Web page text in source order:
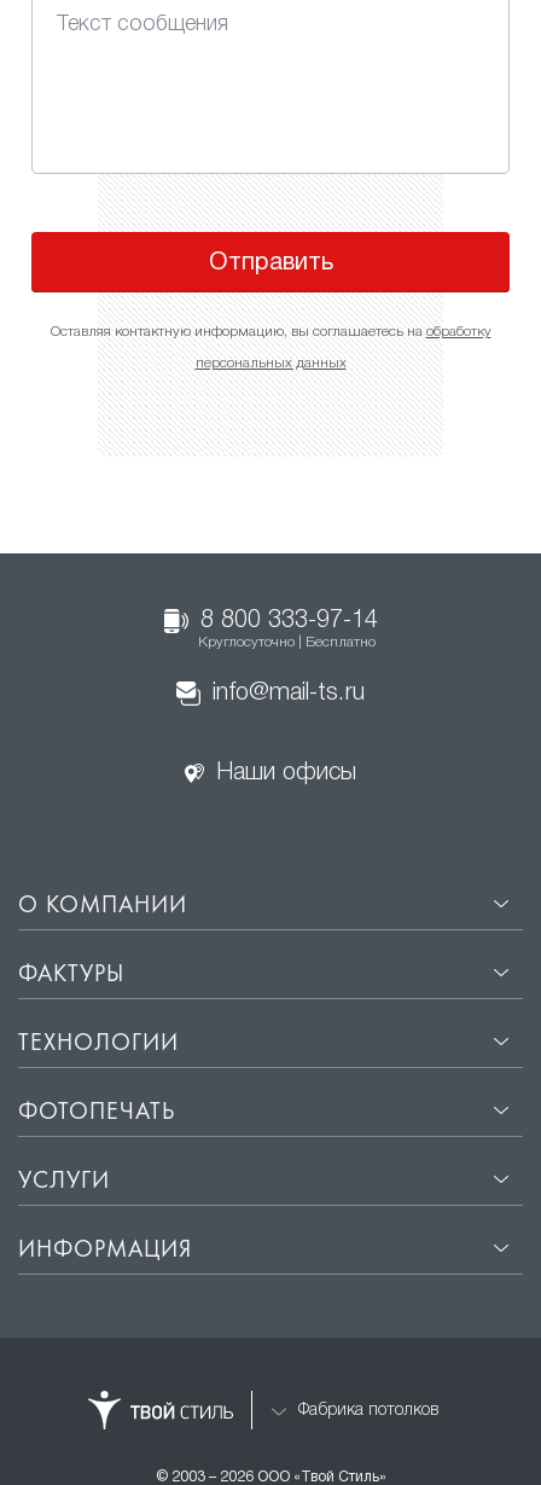
Отправить
Оставляя контактную информацию, вы соглашаетесь наобработку
персональных данных
8 800 333-97-14
Круглосуточно | Бесплатно
info@mail-ts.ru
Наши офисы
О КОМПАНИИ
ФАКТУРЫ
ТЕХНОЛОГИИ
ФОТОПЕЧАТЬ
УСЛУГИ
ИНФОРМАЦИЯ
Фабрика потолков
© 2003 – 2026 ООО «Твой Стиль»